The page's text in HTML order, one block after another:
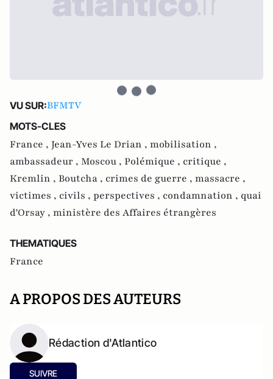
VU SUR:BFMTV
MOTS-CLES
France , Jean-Yves Le Drian , mobilisation ,
ambassadeur , Moscou , Polémique , critique ,
Kremlin , Boutcha , crimes de guerre , massacre ,
victimes , civils , perspectives , condamnation , quai
d'Orsay , ministère des Affaires étrangères
THEMATIQUES
France
A PROPOS DES AUTEURS
Rédaction d'Atlantico
SUIVRE